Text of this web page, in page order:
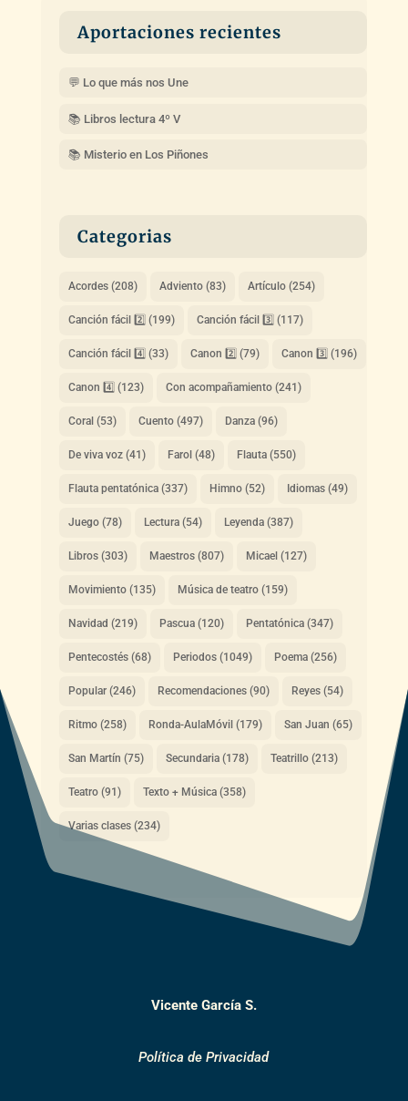
Aportaciones recientes
💬 Lo que más nos Une
📚 Libros lectura 4º V
📚 Misterio en Los Piñones
Categorias
Acordes(208) Adviento(83) Artículo(254)
Canción fácil 2️⃣ (199) Canción fácil 3️⃣ (117)
Canción fácil 4️⃣ (33) Canon 2️⃣ (79) Canon 3️⃣ (196)
Canon 4️⃣ (123) Con acompañamiento(241)
Coral (53) Cuento(497) Danza(96)
De viva voz(41) Farol (48) Flauta(550)
Flauta pentatónica(337) Himno(52) Idiomas(49)
Juego(78) Lectura(54) Leyenda(387)
Libros(303) Maestros(807) Micael (127)
Movimiento(135) Música de teatro(159)
Navidad (219) Pascua(120) Pentatónica(347)
Pentecostés(68) Periodos(1049) Poema(256)
Popular(246) Recomendaciones(90) Reyes(54)
Ritmo(258) Ronda-AulaMóvil (179) San Juan (65)
San Martín (75) Secundaria(178) Teatrillo(213)
Teatro(91) Texto + Música(358)
Varias clases(234)
Vicente García S.
Política de Privacidad